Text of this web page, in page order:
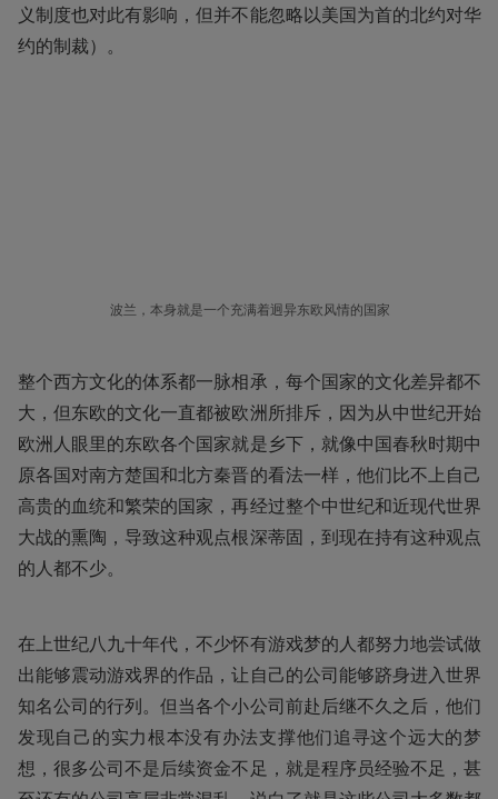
义制度也对此有影响，但并不能忽略以美国为首的北约对华
约的制裁）。
波兰，本身就是一个充满着迥异东欧风情的国家
整个西方文化的体系都一脉相承，每个国家的文化差异都不
大，但东欧的文化一直都被欧洲所排斥，因为从中世纪开始
欧洲人眼里的东欧各个国家就是乡下，就像中国春秋时期中
原各国对南方楚国和北方秦晋的看法一样，他们比不上自己
高贵的血统和繁荣的国家，再经过整个中世纪和近现代世界
大战的熏陶，导致这种观点根深蒂固，到现在持有这种观点
的人都不少。
在上世纪八九十年代，不少怀有游戏梦的人都努力地尝试做
出能够震动游戏界的作品，让自己的公司能够跻身进入世界
知名公司的行列。但当各个小公司前赴后继不久之后，他们
发现自己的实力根本没有办法支撑他们追寻这个远大的梦
想，很多公司不是后续资金不足，就是程序员经验不足，甚